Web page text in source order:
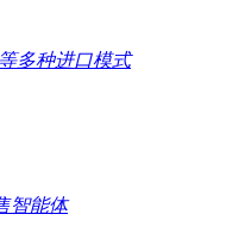
多种进口模式
智能体